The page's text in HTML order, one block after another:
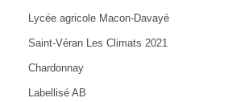
Lycée agricole Macon-Davayé
Saint-Véran Les Climats 2021
Chardonnay
Labellisé AB